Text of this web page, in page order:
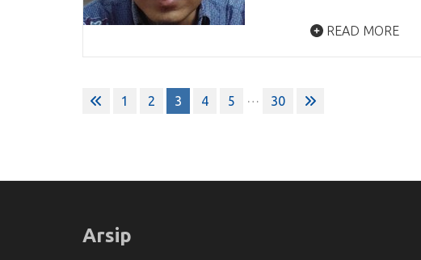
READ MORE
Posts
pagination
1 2 3 4 5 … 30
Arsip